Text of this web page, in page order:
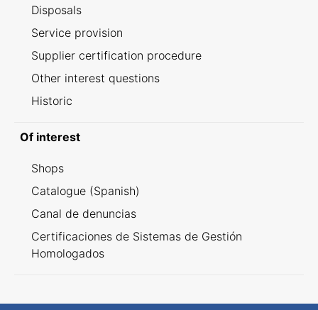
Disposals
Service provision
Supplier certification procedure
Other interest questions
Historic
Of interest
Shops
Catalogue (Spanish)
Canal de denuncias
Certificaciones de Sistemas de Gestión
Homologados